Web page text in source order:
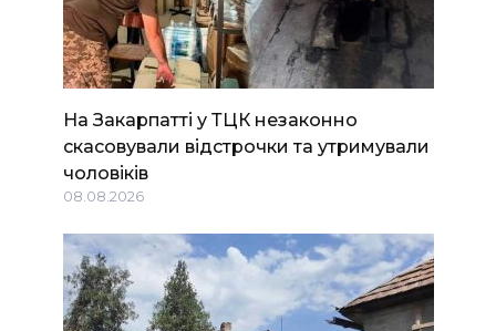
На Закарпатті у ТЦК незаконно
скасовували відстрочки та утримували
чоловіків
08.08.2026